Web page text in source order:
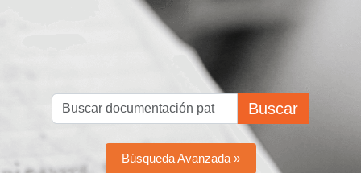
Buscar
Búsqueda Avanzada »